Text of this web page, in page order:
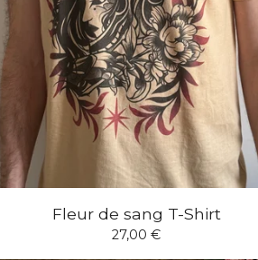
Fleur de sang T-Shirt
27,00 €